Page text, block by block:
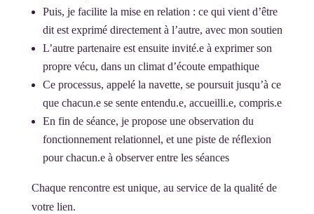
Puis, je facilite la mise en relation : ce qui vient d’être
dit est exprimé directement à l’autre, avec mon soutien
L’autre partenaire est ensuite invité.e à exprimer son
propre vécu, dans un climat d’écoute empathique
Ce processus, appelé la navette, se poursuit jusqu’à ce
que chacun.e se sente entendu.e, accueilli.e, compris.e
En fin de séance, je propose une observation du
fonctionnement relationnel, et une piste de réflexion
pour chacun.e à observer entre les séances
Chaque rencontre est unique, au service de la qualité de
votre lien.